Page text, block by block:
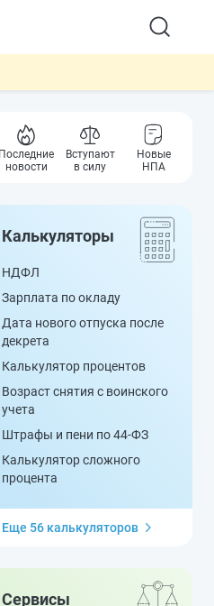
Последние
новости
Вступают
в силу
Новые
НПА
Калькуляторы
НДФЛ
Зарплата по окладу
Дата нового отпуска после
декрета
Калькулятор процентов
Возраст снятия с воинского
учета
Штрафы и пени по 44-ФЗ
Калькулятор сложного
процента
Еще 56 калькуляторов
Сервисы